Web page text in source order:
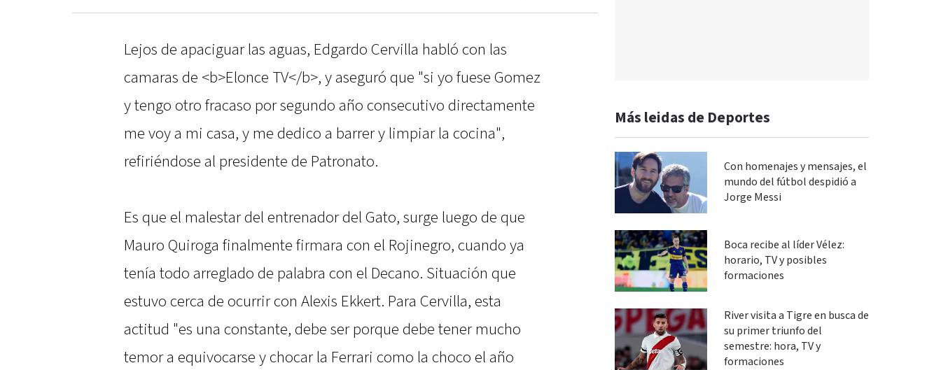
Lejos de apaciguar las aguas, Edgardo Cervilla habló con las
camaras de <b>Elonce TV</b>, y aseguró que "si yo fuese Gomez
y tengo otro fracaso por segundo año consecutivo directamente
me voy a mi casa, y me dedico a barrer y limpiar la cocina",
refiriéndose al presidente de Patronato.
Es que el malestar del entrenador del Gato, surge luego de que
Mauro Quiroga finalmente firmara con el Rojinegro, cuando ya
tenía todo arreglado de palabra con el Decano. Situación que
estuvo cerca de ocurrir con Alexis Ekkert. Para Cervilla, esta
actitud "es una constante, debe ser porque debe tener mucho
temor a equivocarse y chocar la Ferrari como la choco el año
Más leidas de Deportes
Con homenajes y mensajes, el
mundo del fútbol despidió a
Jorge Messi
Boca recibe al líder Vélez:
horario, TV y posibles
formaciones
River visita a Tigre en busca de
su primer triunfo del
semestre: hora, TV y
formaciones